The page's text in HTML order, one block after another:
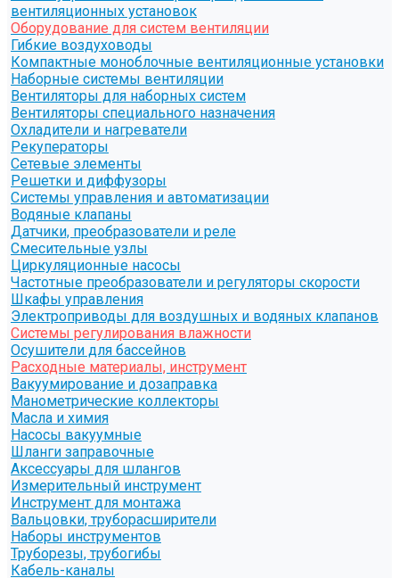
вентиляционных установок
Оборудование для систем вентиляции
Гибкие воздуховоды
Компактные моноблочные вентиляционные установки
Наборные системы вентиляции
Вентиляторы для наборных систем
Вентиляторы специального назначения
Охладители и нагреватели
Рекуператоры
Сетевые элементы
Решетки и диффузоры
Системы управления и автоматизации
Водяные клапаны
Датчики, преобразователи и реле
Смесительные узлы
Циркуляционные насосы
Частотные преобразователи и регуляторы скорости
Шкафы управления
Электроприводы для воздушных и водяных клапанов
Системы регулирования влажности
Осушители для бассейнов
Расходные материалы, инструмент
Вакуумирование и дозаправка
Манометрические коллекторы
Масла и химия
Насосы вакуумные
Шланги заправочные
Аксессуары для шлангов
Измерительный инструмент
Инструмент для монтажа
Вальцовки, труборасширители
Наборы инструментов
Труборезы, трубогибы
Кабель-каналы